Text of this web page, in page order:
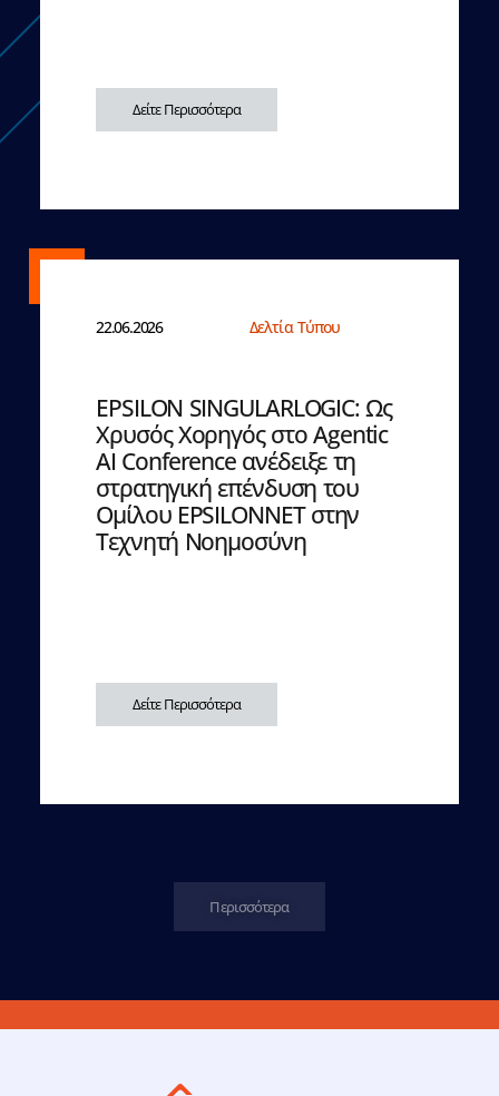
Δείτε Περισσότερα
22.06.2026 Δελτία Τύπου
EPSILON SINGULARLOGIC: Ως
Χρυσός Χορηγός στο Agentic
AI Conference ανέδειξε τη
στρατηγική επένδυση του
Ομίλου EPSILONNET στην
Τεχνητή Νοημοσύνη
Δείτε Περισσότερα
Περισσότερα